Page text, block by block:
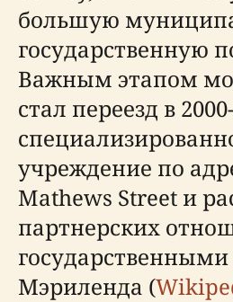
большую
государственную
Важным этапом
стал переезд в
учреждение по
Mathews Street и
партнерских
Мэриленда (